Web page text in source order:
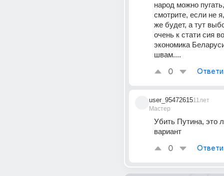
народ можно
смотрите, если не
же будет, а тут
очень к стати сия
экономика
швам....
0
user_95472615
Мастер
11лет
Убить Путина, это
вариант
0